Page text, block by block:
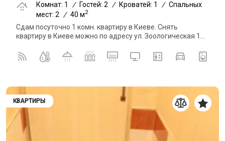
Комнат: 1
/ Гостей: 2 / Кроватей: 1 / Спальных
мест: 2
/ 40 м2
Сдам посуточно 1 комн. квартиру в Киеве. Снять
квартиру в Киеве можно по адресу ул. Зоологическая 1...
КВАРТИРЫ